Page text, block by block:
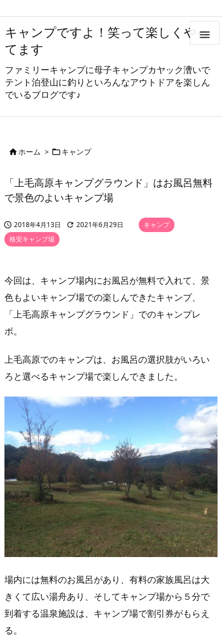
キャンプですよ！笑って楽しくやっ
てます
ファミリーキャンプに母子キャンプカヤック漕いで
テント泊登山に釣りといろんなアウトドアを楽しん
でいるブログです♪

ホーム > キャンプ
「上毛高原キャンプグラウンド」はお風呂無料
で景色のよいキャンプ場
 2018年4月13日  2021年6月29日 キャンプ
格安キャンプ場
今回は、キャンプ場内にお風呂が無料で入れて、景
色もよいキャンプ場での楽しんできたキャンプ、
「上毛高原キャンプグラウンド」でのキャンプレ
ポ。
上毛高原でのキャンプは、お風呂の選択肢がいろい
ろと選べるキャンプ場で楽しんできました。
場内には無料のお風呂があり、有料の家族風呂は大
きくて広い湯舟あり、そしてキャンプ場から５分で
到着する温泉施設は、キャンプ場で割引券がもらえ
る。